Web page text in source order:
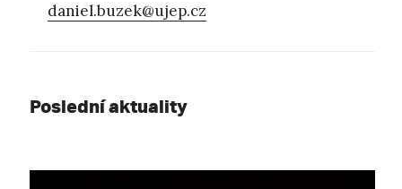
daniel.buzek@ujep.cz
Poslední aktuality